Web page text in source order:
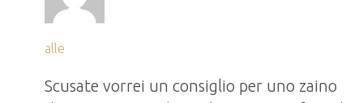
alle
Scusate vorrei un consiglio per uno zaino